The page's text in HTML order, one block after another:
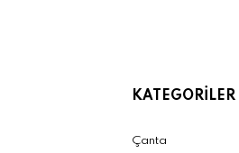
KATEGORİLER
Çanta